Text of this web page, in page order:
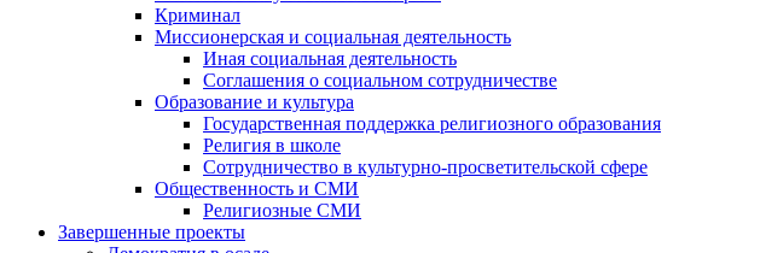
Криминал
Миссионерская и социальная деятельность
Иная социальная деятельность
Соглашения о социальном сотрудничестве
Образование и культура
Государственная поддержка религиозного образования
Религия в школе
Сотрудничество в культурно-просветительской сфере
Общественность и СМИ
Религиозные СМИ
Завершенные проекты